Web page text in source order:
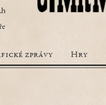
zprávy Hry